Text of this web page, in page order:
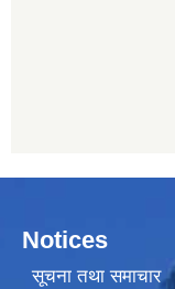
Notices
सूचना तथा समाचार